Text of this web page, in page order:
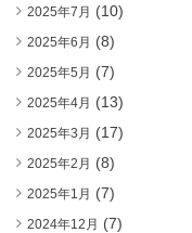
2025年7月 (10)
2025年6月 (8)
2025年5月 (7)
2025年4月 (13)
2025年3月 (17)
2025年2月 (8)
2025年1月 (7)
2024年12月 (7)